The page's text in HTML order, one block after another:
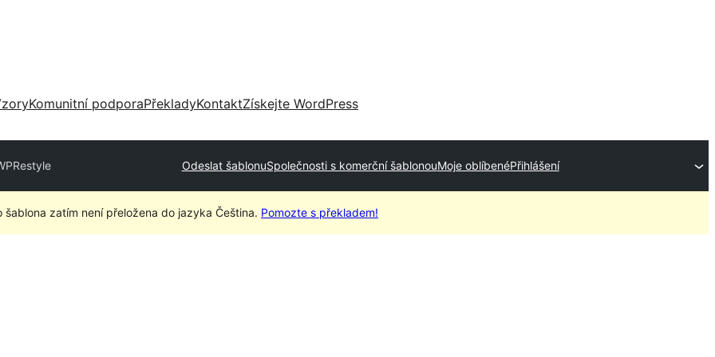
Komunitní podporaPřekladyKontaktZískejte WordPress
Odeslat šablonuSpolečnosti s komerční šablonouMoje oblíbenéPřihlášení
šablona zatím není přeložena do jazyka Čeština. Pomozte s překladem!